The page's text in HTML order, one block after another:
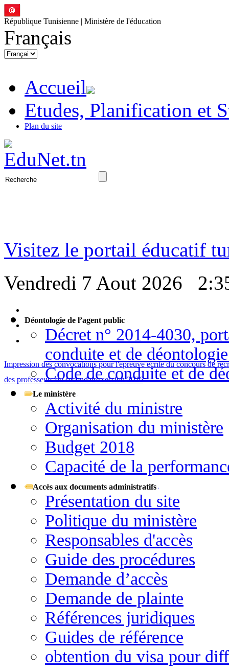
République Tunisienne | Ministère de l'éducation
Français
Accueil
Etudes, Planification et
Plan du site
Visitez le portail éducatif
Vendredi 7 Aout 2026
Impression des convocations pour l'épreuve écrite du concours de
des professeurs du secondaire session 2026
Déontologie de l’agent public
Décret n° 2014-4030,
conduite et de
Code de conduite et de
Le ministère
Activité du ministre
Organisation du ministère
Budget 2018
Capacité de la
Accès aux documents administratifs
Présentation du site
Politique du ministère
Responsables d'accès
Guide des procédures
Demande d’accès
Demande de plainte
Références juridiques
Guides de référence
obtention du visa pour